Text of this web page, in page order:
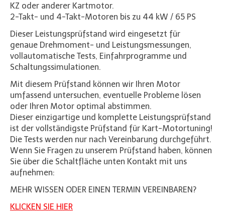
KZ oder anderer Kartmotor.
2-Takt- und 4-Takt-Motoren bis zu 44 kW / 65 PS
Dieser Leistungsprüfstand wird eingesetzt für
genaue Drehmoment- und Leistungsmessungen,
vollautomatische Tests, Einfahrprogramme und
Schaltungssimulationen.
Mit diesem Prüfstand können wir Ihren Motor
umfassend untersuchen, eventuelle Probleme lösen
oder Ihren Motor optimal abstimmen.
Dieser einzigartige und komplette Leistungsprüfstand
ist der vollständigste Prüfstand für Kart-Motortuning!
Die Tests werden nur nach Vereinbarung durchgeführt.
Wenn Sie Fragen zu unserem Prüfstand haben, können
Sie über die Schaltfläche unten Kontakt mit uns
aufnehmen:
MEHR WISSEN ODER EINEN TERMIN VEREINBAREN?
KLICKEN SIE HIER